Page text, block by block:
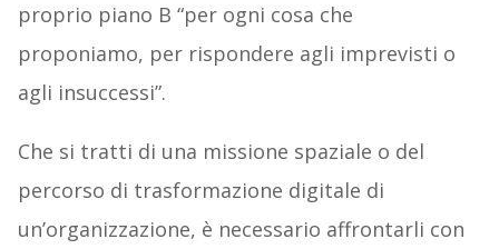
proprio piano B “per ogni cosa che
proponiamo, per rispondere agli imprevisti o
agli insuccessi”.
Che si tratti di una missione spaziale o del
percorso di trasformazione digitale di
un’organizzazione, è necessario affrontarli con